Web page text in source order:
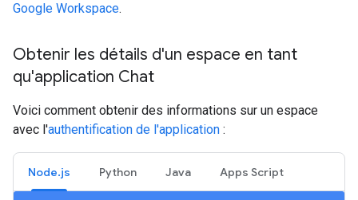
Google Workspace.
Obtenir les détails d'un espace en tant
qu'application Chat
Voici comment obtenir des informations sur un espace
avec l'authentification de l'application :
Node.js Python Java Apps Script